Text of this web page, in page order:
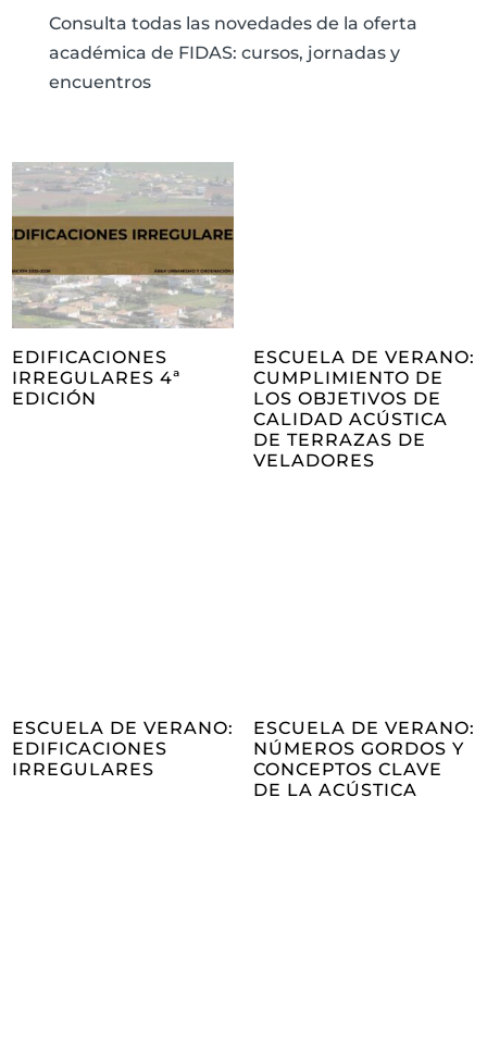
Consulta todas las novedades de la oferta
académica de FIDAS: cursos, jornadas y
encuentros
EDIFICACIONES
IRREGULARES 4ª
EDICIÓN
ESCUELA DE VERANO:
CUMPLIMIENTO DE
LOS OBJETIVOS DE
CALIDAD ACÚSTICA
DE TERRAZAS DE
VELADORES
ESCUELA DE VERANO:
EDIFICACIONES
IRREGULARES
ESCUELA DE VERANO:
NÚMEROS GORDOS Y
CONCEPTOS CLAVE
DE LA ACÚSTICA